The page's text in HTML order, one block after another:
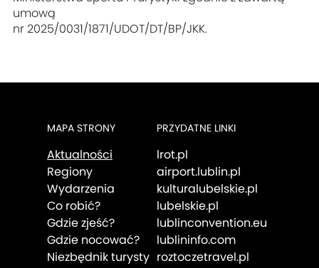
umową
nr 2025/0031/1871/UDOT/DT/BP/JKK.
MAPA STRONY
Aktualności
Regiony
Wydarzenia
Co robić?
Gdzie zjeść?
Gdzie nocować?
Niezbędnik turysty
PRZYDATNE LINKI
lrot.pl
airport.lublin.pl
kulturalubelskie.pl
lubelskie.pl
lublinconvention.eu
lublininfo.com
roztoczetravel.pl